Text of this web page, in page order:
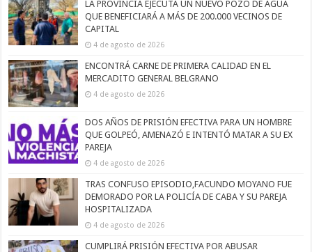
LA PROVINCIA EJECUTA UN NUEVO POZO DE AGUA
QUE BENEFICIARÁ A MÁS DE 200.000 VECINOS DE
CAPITAL
4 de agosto de 2026
ENCONTRÁ CARNE DE PRIMERA CALIDAD EN EL
MERCADITO GENERAL BELGRANO
4 de agosto de 2026
DOS AÑOS DE PRISIÓN EFECTIVA PARA UN HOMBRE
QUE GOLPEÓ, AMENAZÓ E INTENTÓ MATAR A SU EX
PAREJA
4 de agosto de 2026
TRAS CONFUSO EPISODIO,FACUNDO MOYANO FUE
DEMORADO POR LA POLICÍA DE CABA Y SU PAREJA
HOSPITALIZADA
4 de agosto de 2026
CUMPLIRÁ PRISIÓN EFECTIVA POR ABUSAR